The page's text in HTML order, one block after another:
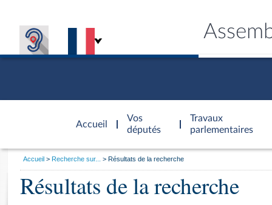
Accueil
d'accueil
Vos
députés
Travaux
parlementaires
Général
Vous
Accueil Recherche sur... Résultats de la recherche
Résultats de la recherche